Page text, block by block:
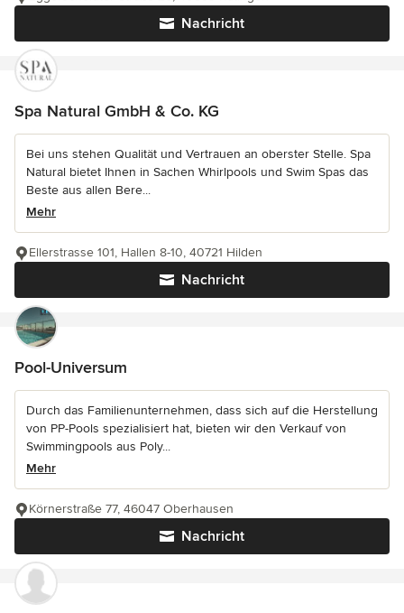
Nachricht
Spa Natural GmbH & Co. KG
Bei uns stehen Qualität und Vertrauen an oberster Stelle. Spa
Natural bietet Ihnen in Sachen Whirlpools und Swim Spas das
Beste aus allen Bere...
Mehr
Nachricht
Ellerstrasse 101, Hallen 8-10, 40721 Hilden
Pool-Universum
Durch das Familienunternehmen, dass sich auf die Herstellung
von PP-Pools spezialisiert hat, bieten wir den Verkauf von
Swimmingpools aus Poly...
Mehr
Nachricht
Körnerstraße 77, 46047 Oberhausen